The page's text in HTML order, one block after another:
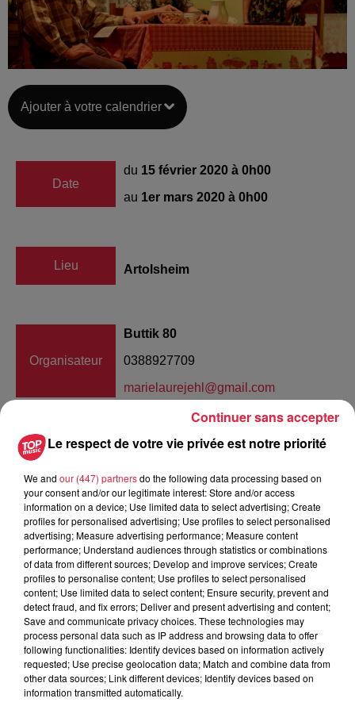
Ajouter à votre calendrier
Date
du 15 février 2020 à 0h00
au 1er mars 2020 à 0h00
Lieu Artolsheim
Organisateur
Buttik 80
0388927709
marielaurejehl@gmail.com
En 2020 la troupe théâtrale d'Buttik 80 d'Artolsheim remonte
sur scène et a le plaisir de vous présenter une comédie en
trois actes de Hans Lellis dans une adaptation au dialecte
d'Yvette Courtois « Alois wu bisch dü gsin⬦ » Alois et Louis
reviennent tardivement d'une virée nocturne en ville. Le
lendemain ils découvrent l'embarrassante présence de Lilly
rencontrée la veille. Démarre alors un véritable jeu de
cache-cache pour dissimuler cette présence à leurs
épouses Cécile et Frida. L'histoire se complique encore
lorsque Casimir le fils aîné exilé au Canada annonce sa
Le respect de votre vie privée est notre priorité
We and our (447) partnersdo the following data processing based on
your consent and/or our legitimate interest: Store and/or access
information on a device; Use limited data to select advertising; Create
profiles for personalised advertising; Use profiles to select personalised
advertising; Measure advertising performance; Measure content
performance; Understand audiences through statistics or combinations
of data from different sources; Develop and improve services; Create
profiles to personalise content; Use profiles to select personalised
content; Use limited data to select content; Ensure security, prevent and
detect fraud, and fix errors; Deliver and present advertising and content;
Save and communicate privacy choices. These technologies may
process personal data such as IP address and browsing data to offer
following functionalities: Identify devices based on information actively
requested; Use precise geolocation data; Match and combine data from
other data sources; Link different devices; Identify devices based on
information transmitted automatically.
Continuer sans accepter